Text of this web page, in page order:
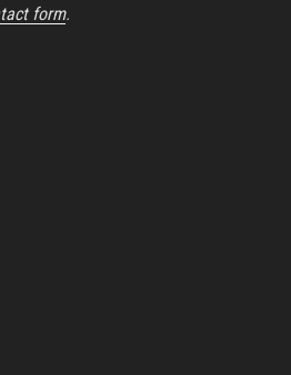
form.